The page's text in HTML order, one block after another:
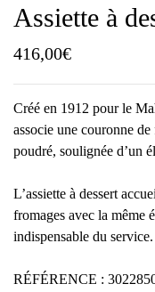
Assiette à
416,00€
Créé en 1912 pour le
associe une couronne
poudré, soulignée d’un
L’assiette à dessert
fromages avec la même
indispensable du service.
RÉFÉRENCE :